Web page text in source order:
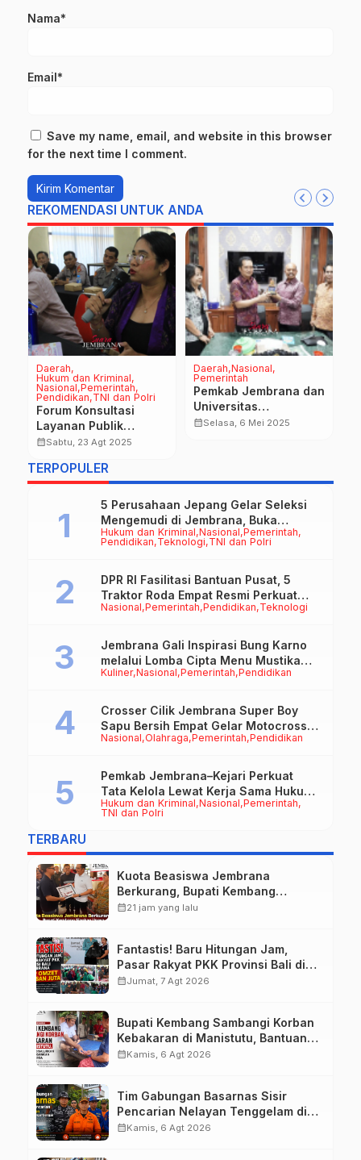
Nama*
Email*
Save my name, email, and website in this browser
for the next time I comment.
REKOMENDASI UNTUK ANDA
Daerah
Hukum dan Kriminal
Nasional Pemerintah
Pendidikan TNI dan Polri
Forum Konsultasi
Layanan Publik
Mengoptimalkan
Optimal
calendar_monthSabtu, 23 Agt 2025
Daerah Nasional
Pemerintah
Pemkab Jembrana dan
Universitas
Warmadewa Jajaki
calendar_monthSelasa, 6 Mei 2025
TERPOPULER
Hukum dan Kriminal Nasional Pemerintah
Pendidikan Teknologi TNI dan Polri
5 Perusahaan Jepang Gelar Seleksi
Mengemudi di Jembrana, Buka
Peluang Kerja bagi Calon PMI
Nasional Pemerintah Pendidikan Teknologi
DPR RI Fasilitasi Bantuan Pusat, 5
Traktor Roda Empat Resmi Perkuat
Mekanisasi Pertanian Jembrana
Kuliner Nasional Pemerintah Pendidikan
Jembrana Gali Inspirasi Bung Karno
melalui Lomba Cipta Menu Mustika
Rasa
Nasional Olahraga Pemerintah Pendidikan
Crosser Cilik Jembrana Super Boy
Sapu Bersih Empat Gelar Motocross
50cc
Hukum dan Kriminal Nasional Pemerintah
TNI dan Polri
Pemkab Jembrana–Kejari Perkuat
Tata Kelola Lewat Kerja Sama Hukum
Datun
TERBARU
Kuota Beasiswa Jembrana
Berkurang, Bupati Kembang
Siapkan Upaya Penambahan di
calendar_month21 jam yang lalu
Fantastis! Baru Hitungan Jam,
Pasar Rakyat PKK Provinsi Bali di
Jembrana Raup Omzet Ratusan
calendar_monthJumat, 7 Agt 2026
Bupati Kembang Sambangi Korban
Kebakaran di Manistutu, Bantuan
Disalurkan untuk Ringankan Beban
calendar_monthKamis, 6 Agt 2026
Tim Gabungan Basarnas Sisir
Pencarian Nelayan Tenggelam di
Perairan Pantai Pengambengan
calendar_monthKamis, 6 Agt 2026